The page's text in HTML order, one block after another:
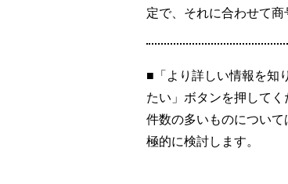
定で、それに合わせて商
■「より詳しい情報を知
たい」ボタンを押して
件数の多いものについ
極的に検討します。